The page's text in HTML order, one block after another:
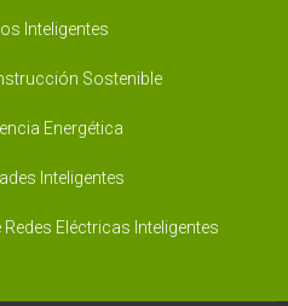
Inteligentes
Sostenible
Energética
Inteligentes
Eléctricas Inteligentes